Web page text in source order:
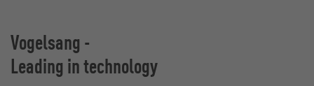
Vogelsang -
Leading in technology